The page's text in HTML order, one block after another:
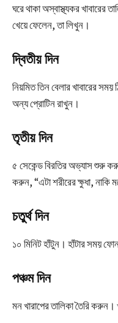
ঘরে থাকা অস্বাস্থ্যকর খাবারের
খেয়ে ফেলেন, তা লিখুন।
দ্বিতীয় দিন
নিয়মিত তিন বেলার খাবারের
অন্য প্রোটিন রাখুন।
তৃতীয় দিন
৫ সেকেন্ড বিরতির অভ্যাস শুরু
করুন, “এটা শরীরের ক্ষুধা, নাকি
চতুর্থ দিন
১০ মিনিট হাঁটুন। হাঁটার সময়
পঞ্চম দিন
মন খারাপের তালিকা তৈরি করুন।